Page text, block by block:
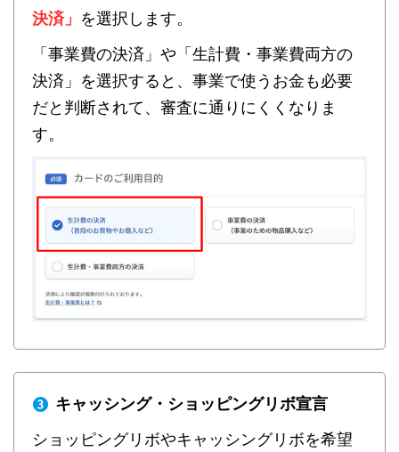
決済」 を選択します。
「事業費の決済」や「生計費・事業費両方の
決済」を選択すると、事業で使うお金も必要
だと判断されて、審査に通りにくくなりま
す。
キャッシング・ショッピングリボ宣言
ショッピングリボやキャッシングリボを希望